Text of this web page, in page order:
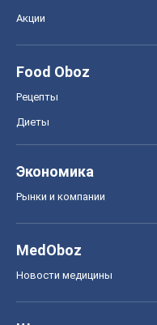
Акции
Food Oboz
Рецепты
Диеты
Экономика
Рынки и компании
MedOboz
Новости медицины